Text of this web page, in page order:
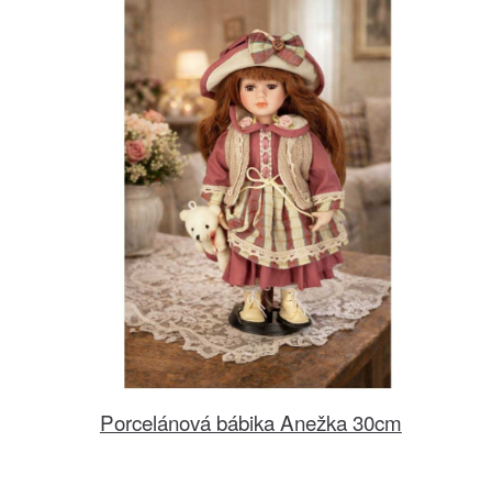
Porcelánová bábika Anežka 30cm